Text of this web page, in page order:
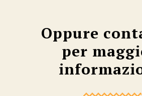
Oppure
per